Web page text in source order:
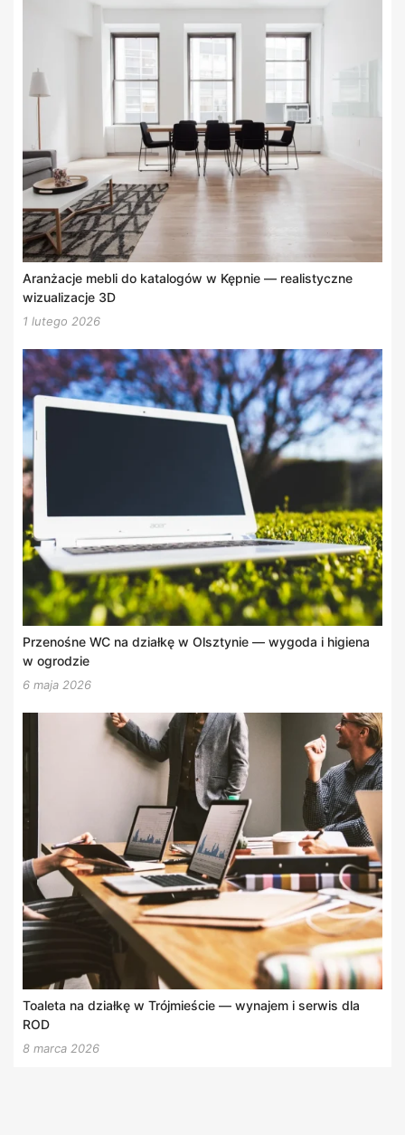
Aranżacje mebli do katalogów w Kępnie — realistyczne
wizualizacje 3D
1 lutego 2026
Przenośne WC na działkę w Olsztynie — wygoda i higiena
w ogrodzie
6 maja 2026
Toaleta na działkę w Trójmieście — wynajem i serwis dla
ROD
8 marca 2026